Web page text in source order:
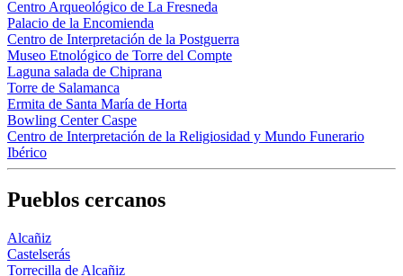
Centro Arqueológico de La Fresneda
Palacio de la Encomienda
Centro de Interpretación de la Postguerra
Museo Etnológico de Torre del Compte
Laguna salada de Chiprana
Torre de Salamanca
Ermita de Santa María de Horta
Bowling Center Caspe
Centro de Interpretación de la Religiosidad y Mundo Funerario
Ibérico
Pueblos cercanos
Alcañiz
Castelserás
Torrecilla de Alcañiz